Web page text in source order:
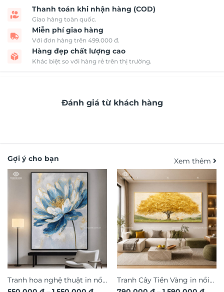
Thanh toán khi nhận hàng (COD)
Giao hàng toàn quốc.
Miễn phí giao hàng
Với đơn hàng trên 499.000 đ.
Hàng đẹp chất lượng cao
Khác biệt so với hàng rẻ trên thị trường.
Đánh giá từ khách hàng
Gợi ý cho bạn Xem thêm
Tranh hoa nghệ thuật in nổi
Tranh Cây Tiền Vàng in nổi